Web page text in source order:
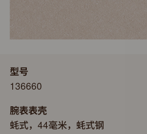
型号
136660
腕表表壳
蚝式，44毫米，蚝式钢